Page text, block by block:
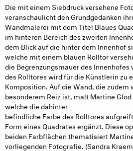
Die mit einem Siebdruck versehene
veranschaulicht den Grundgedanken
Wandmalerei mit dem Titel Blaues
im hinteren Bereich des zweiten
dem Blick auf die hinter dem Innenhof
welche mit einem blauen Rolltor
die Begrenzungsmauer des Innenhofes
des Rolltores wird für die Künstlerin zu
Komposition. Auf die Wand, die zudem
besonderem Reiz ist, malt Martine
welche die dahinter
befindliche Farbe des Rolltores
Form eines Quadrates ergänzt. Diese
beiden Farbflächen thematisiert
vorliegenden Fotografie. (Sandra